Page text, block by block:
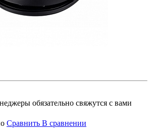
обязательно свяжутся с вами
Сравнить В сравнении